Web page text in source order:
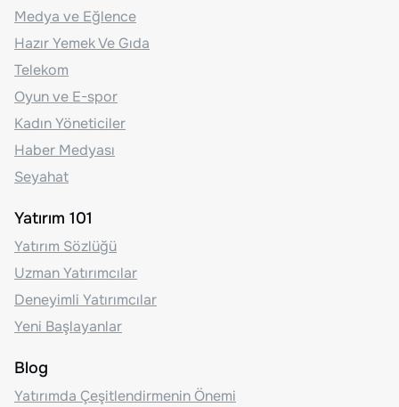
Medya ve Eğlence
Hazır Yemek Ve Gıda
Telekom
Oyun ve E-spor
Kadın Yöneticiler
Haber Medyası
Seyahat
Yatırım 101
Yatırım Sözlüğü
Uzman Yatırımcılar
Deneyimli Yatırımcılar
Yeni Başlayanlar
Blog
Yatırımda Çeşitlendirmenin Önemi